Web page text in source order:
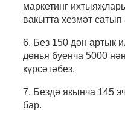
маркетинг
вакытта хезмәт
6. Без 150 дән артык
дөнья буенча 5000
күрсәтәбез.
7. Бездә якынча 145
бар.